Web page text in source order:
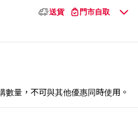
送貨 門市自取
數量，不可與其他優惠同時使用。​